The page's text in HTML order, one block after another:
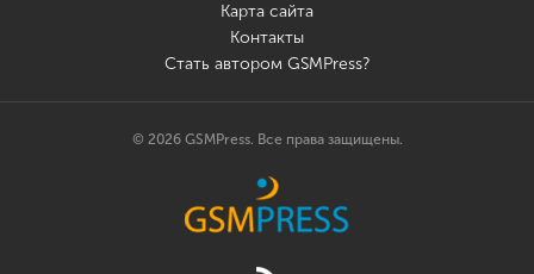
Карта сайта
Контакты
Стать автором GSMPress?
© 2026 GSMPress. Все права защищены.